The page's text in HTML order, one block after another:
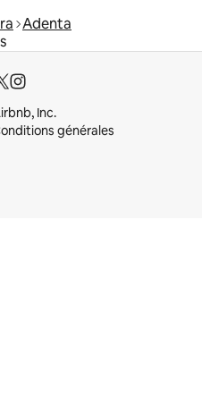
Adenta
Inc.
générales